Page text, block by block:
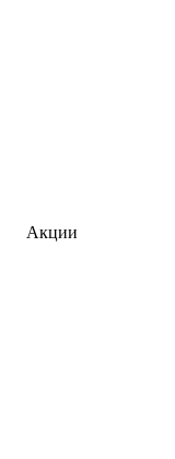
Акции